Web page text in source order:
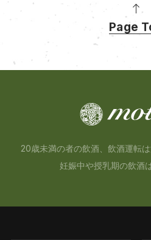
Page
20歳未満の者の飲酒、飲酒運転
妊娠中や授乳期の飲酒